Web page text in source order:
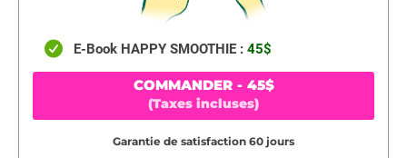
E-Book HAPPY SMOOTHIE : 45$
COMMANDER - 45$
(Taxes incluses)
Garantie de satisfaction 60 jours